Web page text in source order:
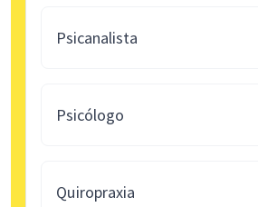
Psicanalista
Psicólogo
Quiropraxia